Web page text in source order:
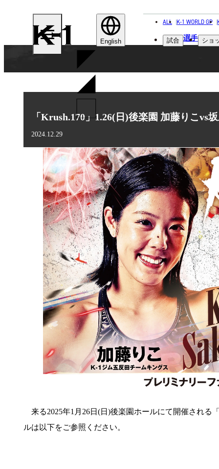
K-
1 English
ALL K-1 WORLD GP
試合 選手 ショ
「Krush.170」1.26(日)後楽園 加藤りこvs
2024.12.29
来る2025年1月26日(日)後楽園ホールにて開催される
ルは以下をご参照ください。